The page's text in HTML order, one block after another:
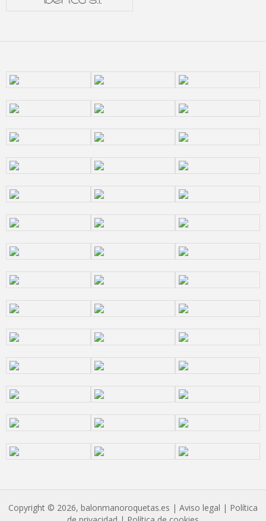
Copyright © 2026, balonmanoroquetas.es | Aviso legal | Política